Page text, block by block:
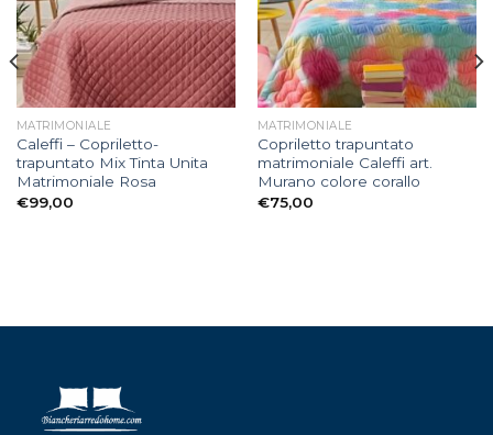
MATRIMONIALE
Caleffi – Copriletto-
trapuntato Mix Tinta Unita
Matrimoniale Rosa
€99,00
MATRIMONIALE
Copriletto trapuntato
matrimoniale Caleffi art.
Murano colore corallo
€75,00